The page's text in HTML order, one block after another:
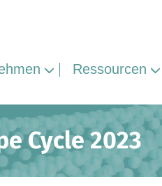
Ressourcen
Cycle 2023